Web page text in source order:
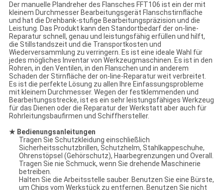
Der manuelle Plandreher des Flansches FFT106 ist ein der mit
kleinem Durchmesser Bearbeitungsgerät Flanschstirnfläche
und hat die Drehbank-stufige Bearbeitungspräzision und die
Leistung. Das Produkt kann den Standortbedarf der on-line-
Reparatur schnell, genau und leistungsfähig erfüllen und hilft,
die Stillstandszeit und die Transportkosten und
Wiederversammlung zu verringern. Es ist eine ideale Wahl für
jedes mögliches Inventar von Werkzeugmaschinen. Es ist in den
Rohren, in den Ventilen, in den Flanschen und in anderem
Schaden der Stirnfläche der on-line-Reparatur weit verbreitet.
Es ist die perfekte Lösung zu allen Ihre Einfassungsprobleme
mit kleinem Durchmesser. Wegen der festklemmenden und
Bearbeitungsstrecke, ist es ein sehr leistungsfähiges Werkzeug
für das Dienen oder die Reparatur der Werkstatt aber auch für
Rohrleitungsbaufirmen und Schiffhersteller.
★ Bedienungsanleitungen
Tragen Sie Schutzkleidung einschließlich
Sicherheitsschutzbrillen, Schutzhelm, Stahlkappeschuhe,
Ohrenstöpsel (Gehörschutz), Haarbegrenzungen und Overall.
Tragen Sie nie Schmuck, wenn Sie drehende Maschinerie
betreiben.
Halten Sie die Arbeitsstelle sauber. Benutzen Sie eine Bürste,
um Chips vom Werkstück zu entfernen. Benutzen Sie nicht